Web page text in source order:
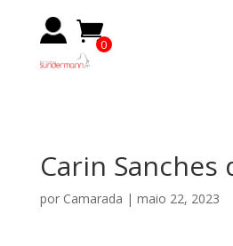
0
Carin Sanches
por Camarada | maio 22, 2023